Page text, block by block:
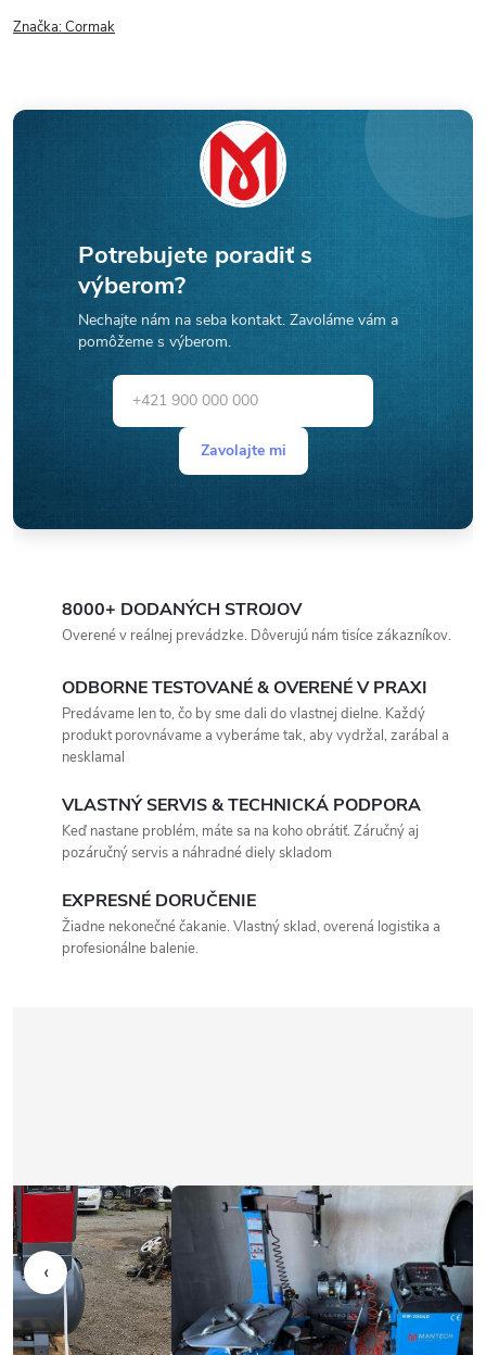
Značka:Cormak
Potrebujete poradiť s
výberom?
Nechajte nám na seba kontakt. Zavoláme vám a
pomôžeme s výberom.
Zavolajte mi
8000+ DODANÝCH STROJOV
Overené v reálnej prevádzke. Dôverujú nám tisíce zákazníkov.
ODBORNE TESTOVANÉ & OVERENÉ V PRAXI
Predávame len to, čo by sme dali do vlastnej dielne. Každý
produkt porovnávame a vyberáme tak, aby vydržal, zarábal a
nesklamal
VLASTNÝ SERVIS & TECHNICKÁ PODPORA
Keď nastane problém, máte sa na koho obrátiť. Záručný aj
pozáručný servis a náhradné diely skladom
EXPRESNÉ DORUČENIE
Žiadne nekonečné čakanie. Vlastný sklad, overená logistika a
profesionálne balenie.
‹